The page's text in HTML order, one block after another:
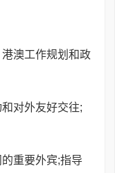
澳工作规划和政
对外友好交往;
重要外宾;指导